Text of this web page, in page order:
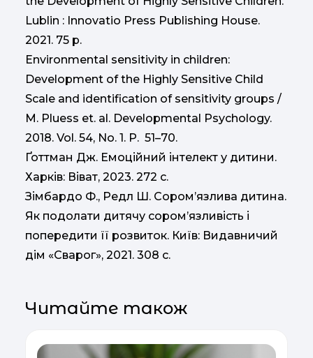
Lublin : Innovatio Press Publishing House.
2021. 75 p.
Environmental sensitivity in children:
Development of the Highly Sensitive Child
Scale and identification of sensitivity groups /
M. Pluess et. al. Developmental Psychology.
2018. Vol. 54, No. 1. P. 51–70.
Ґоттман Дж. Емоційний інтелект у дитини.
Харків: Віват, 2023. 272 с.
Зімбардо Ф., Редл Ш. Сором’язлива дитина.
Як подолати дитячу сором’язливість і
попередити її розвиток. Київ: Видавничий
дім «Сварог», 2021. 308 с.
Читайте також